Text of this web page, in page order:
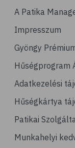
# vérnyomás
# hátfájás
# gerinc
#
# nátha
# megfázás
A Patika
Impresszum
Gyöngy
Hűségprogram
Adatkezelési
Hűségkártya
Patikai
Munkahelyi